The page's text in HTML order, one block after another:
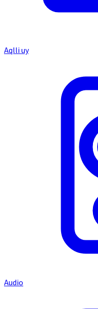
Aqlli uy
Audio